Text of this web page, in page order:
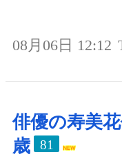
08月06日 12:12
俳優の寿美
歳
81